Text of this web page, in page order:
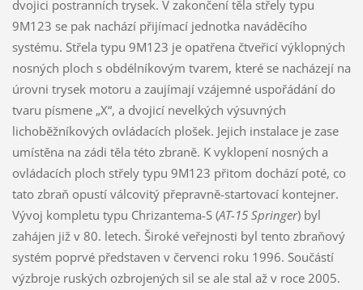
dvojici postranních trysek. V zakončení těla střely typu
9M123 se pak nachází přijímací jednotka naváděcího
systému. Střela typu 9M123 je opatřena čtveřicí výklopných
nosných ploch s obdélníkovým tvarem, které se nacházejí na
úrovni trysek motoru a zaujímají vzájemné uspořádání do
tvaru písmene „X“, a dvojicí nevelkých výsuvných
lichoběžníkových ovládacích plošek. Jejich instalace je zase
umístěna na zádi těla této zbraně. K vyklopení nosných a
ovládacích ploch střely typu 9M123 přitom dochází poté, co
tato zbraň opustí válcovitý přepravně-startovací kontejner.
Vývoj kompletu typu Chrizantema-S (AT-15 Springer) byl
zahájen již v 80. letech. Široké veřejnosti byl tento zbraňový
systém poprvé představen v červenci roku 1996. Součástí
výzbroje ruských ozbrojených sil se ale stal až v roce 2005.